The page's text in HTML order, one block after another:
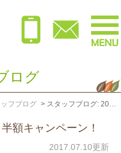
ログ
フブログ
額キャンペーン！
2017.07.10更新